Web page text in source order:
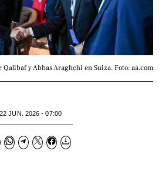
Qalibaf y Abbas Araghchi en Suiza. Foto: aa.com
22 JUN. 2026 - 07:00